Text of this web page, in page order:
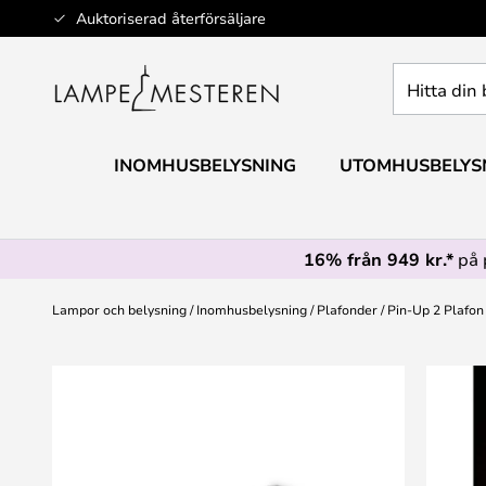
Auktoriserad återförsäljare
Hoppa
till
din
INOMHUSBELYSNING
16% från 949 kr.* på
Lampor och belysning Inomhusbelysning Plafonder Pin-Up 2